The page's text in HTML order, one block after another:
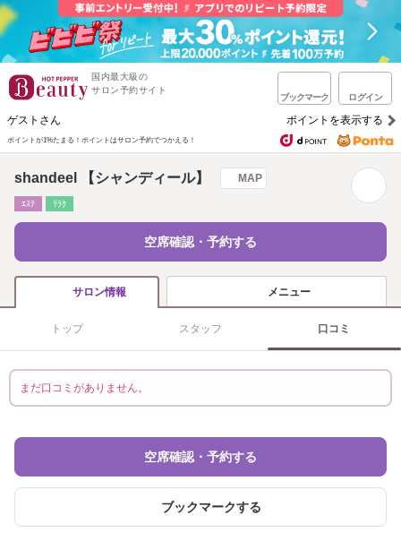
国内最大級の
サロン予約サイト
ブックマーク ログイン
ゲストさん ポイントを表示する
ポイントが1%たまる！ ポイントはサロン予約でつかえる！
shandeel 【シャンディール】 MAP
ｴｽﾃ ﾘﾗｸ
空席確認・予約する
サロン情報 メニュー
トップ スタッフ 口コミ
まだ口コミがありません。
空席確認・予約する
ブックマークする